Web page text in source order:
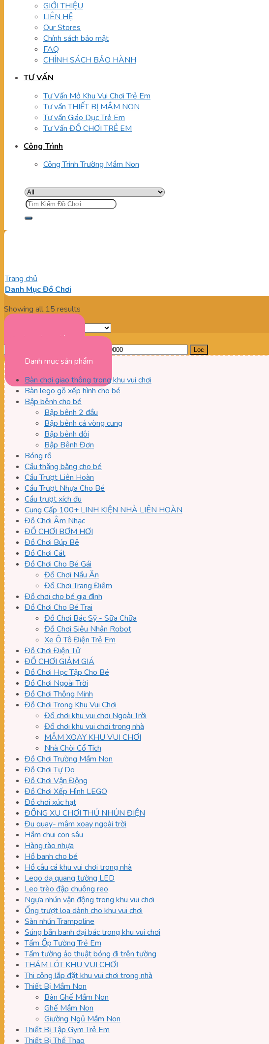
GIỚI THIỆU
LIÊN HỆ
Our Stores
Chính sách bảo mật
FAQ
CHÍNH SÁCH BẢO HÀNH
TƯ VẤN
Tư Vấn Mở Khu Vui Chơi Trẻ Em
Tư vấn THIẾT BỊ MẦM NON
Tư vấn Giáo Dục Trẻ Em
Tư Vấn ĐỒ CHƠI TRẺ EM
Công Trình
Công Trình Trường Mầm Non
Tìm
kiếm:
Trang chủ
Danh Mục Đồ Chơi
Showing all 15 results
Lọc theo giá
tối
thiểu
Lọc
Danh mục sản phẩm
Bàn chơi giao thông trong khu vui chơi
Bàn lego gỗ xếp hình cho bé
Bập bênh cho bé
Bập bênh 2 đầu
Bập bênh cá vòng cung
Bập bênh đôi
Bập Bênh Đơn
Bóng rổ
Cầu thăng bằng cho bé
Cầu Trượt Liên Hoàn
Cầu Trượt Nhựa Cho Bé
Cầu trượt xích đu
Cung Cấp 100+ LINH KIỆN NHÀ LIÊN HOÀN
Đồ Chơi Âm Nhạc
ĐỒ CHƠI BƠM HƠI
Đồ Chơi Búp Bê
Đồ Chơi Cát
Đồ Chơi Cho Bé Gái
Đồ Chơi Nấu Ăn
Đồ Chơi Trang Điểm
Đồ chơi cho bé gia đình
Đồ Chơi Cho Bé Trai
Đồ Chơi Bác Sỹ - Sữa Chữa
Đồ Chơi Siêu Nhân Robot
Xe Ô Tô Điện Trẻ Em
Đồ Chơi Điện Tử
ĐỒ CHƠI GIẢM GIÁ
Đồ Chơi Học Tập Cho Bé
Đồ Chơi Ngoài Trời
Đồ Chơi Thông Minh
Đồ Chơi Trong Khu Vui Chơi
Đồ chơi khu vui chơi Ngoài Trời
Đồ chơi khu vui chơi trong nhà
MÂM XOAY KHU VUI CHƠI
Nhà Chòi Cổ Tích
Đồ Chơi Trường Mầm Non
Đồ Chơi Tự Do
Đồ Chơi Vận Động
Đồ Chơi Xếp Hình LEGO
Đồ chơi xúc hạt
ĐỒNG XU CHƠI THÚ NHÚN ĐIỆN
Đu quay- mâm xoay ngoài trời
Hầm chui con sâu
Hàng rào nhựa
Hồ banh cho bé
Hồ câu cá khu vui chơi trong nhà
Lego dạ quang tường LED
Leo trèo đập chuông reo
Ngựa nhún vận động trong khu vui chơi
Ống trượt loa dành cho khu vui chơi
Sàn nhún Trampoline
Súng bắn banh đại bác trong khu vui chơi
Tấm Ốp Tường Trẻ Em
Tấm tường ảo thuật bóng đi trên tường
THẢM LÓT KHU VUI CHƠI
Thi công lắp đặt khu vui chơi trong nhà
Thiết Bị Mầm Non
Bàn Ghế Mầm Non
Ghế Mầm Non
Giường Ngủ Mầm Non
Thiết Bị Tập Gym Trẻ Em
Thiết Bị Thể Thao